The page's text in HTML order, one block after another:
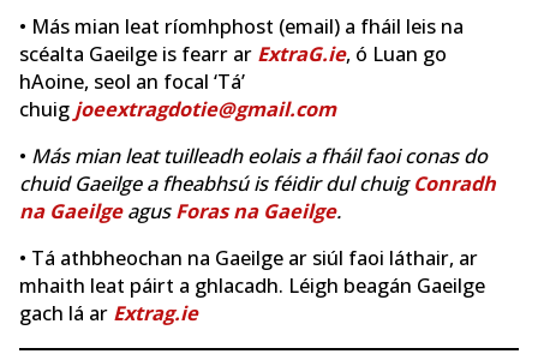
• Más mian leat ríomhphost (email) a fháil leis na
scéalta Gaeilge is fearr ar ExtraG.ie, ó Luan go
hAoine, seol an focal ‘Tá’
chuig joeextragdotie@gmail.com
• Más mian leat tuilleadh eolais a fháil faoi conas do
chuid Gaeilge a fheabhsú is féidir dul chuigConradh
na GaeilgeagusForas na Gaeilge.
• Tá athbheochan na Gaeilge ar siúl faoi láthair, ar
mhaith leat páirt a ghlacadh. Léigh beagán Gaeilge
gach lá ar Extrag.ie